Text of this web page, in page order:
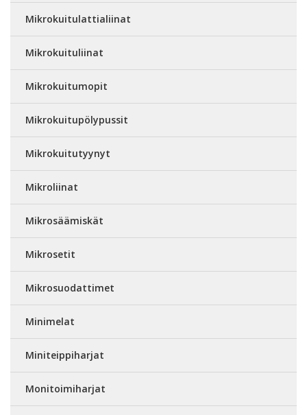
Mikrokuitulattialiinat
Mikrokuituliinat
Mikrokuitumopit
Mikrokuitupölypussit
Mikrokuitutyynyt
Mikroliinat
Mikrosäämiskät
Mikrosetit
Mikrosuodattimet
Minimelat
Miniteippiharjat
Monitoimiharjat